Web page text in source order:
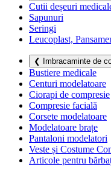
Cutii deșeuri
Sapunuri
Seringi
Leucoplast,
❮ Imbracaminte de
Bustiere medicale
Centuri modelatoare
Ciorapi de compresie
Compresie facială
Corsete modelatoare
Modelatoare brațe
Pantaloni modelatori
Veste și Costume
Articole pentru